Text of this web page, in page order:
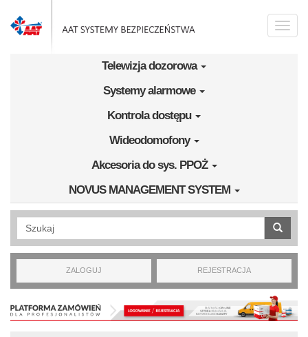
Toggle
Telewizja dozorowa
Systemy alarmowe
Kontrola dostępu
Wideodomofony
Akcesoria do sys. PPOŻ
NOVUS MANAGEMENT SYSTEM
Wyszukiwanie pełnotekstowe
ZALOGUJ REJESTRACJA